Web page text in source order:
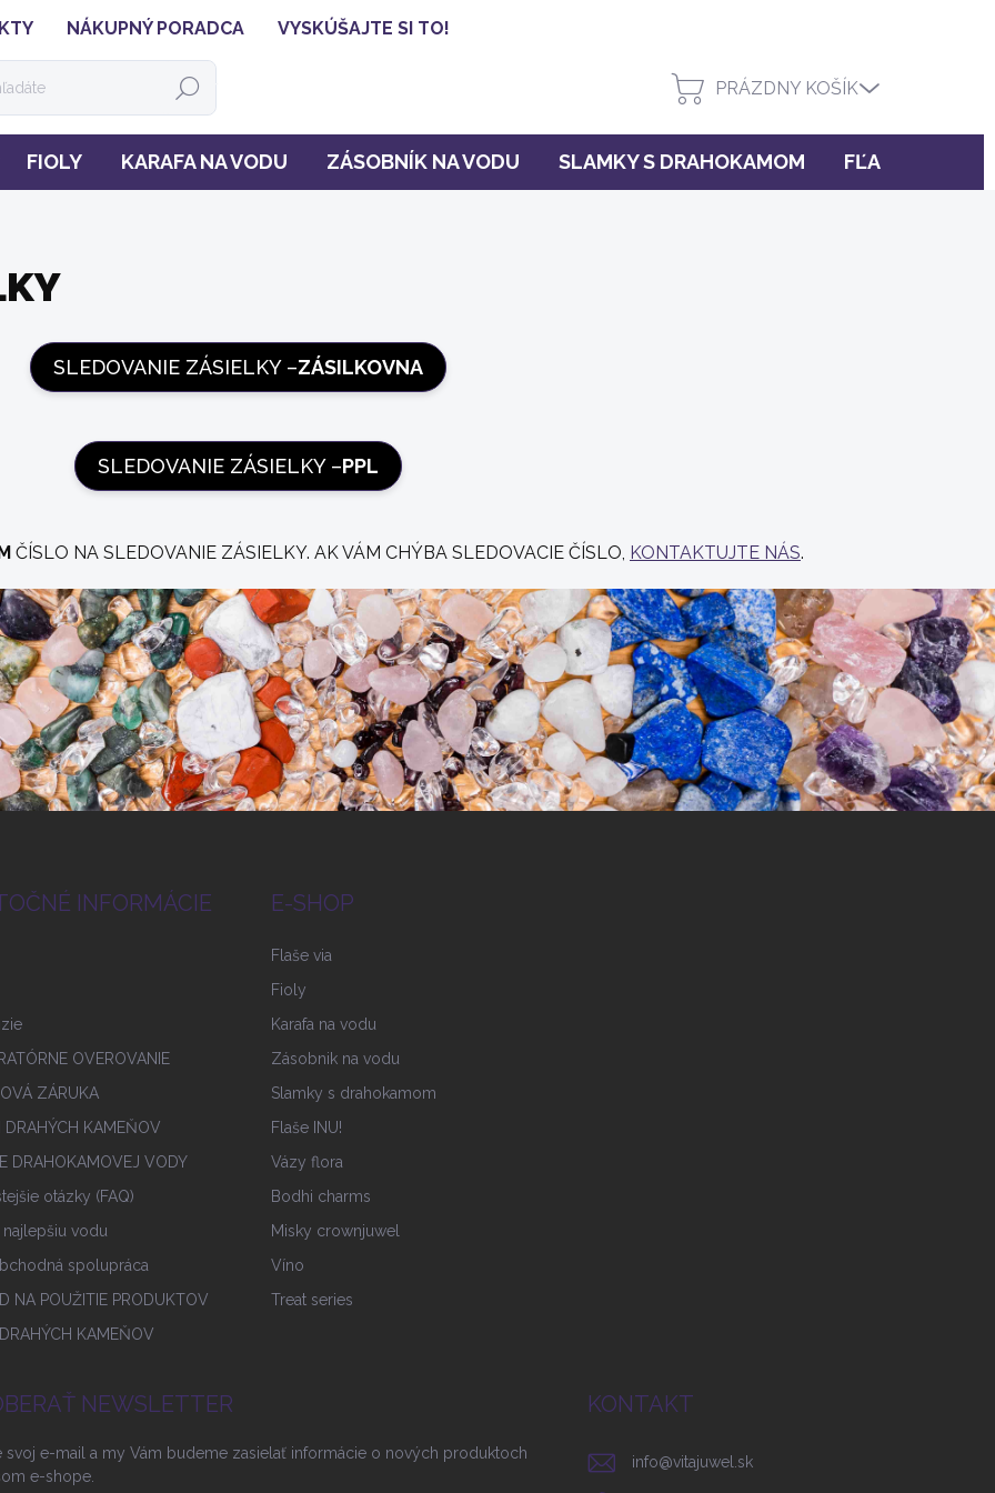
NÁKUPNÝ PORADCA VYSKÚŠAJTE SI TO!
HĽADAŤ PRÁZDNY KOŠÍK
FIOLY KARAFA NA VODU ZÁSOBNÍK NA VODU SLAMKY S DRAHOKAMOM FĽAŠE INU!
SLEDOVANIE ZÁSIELKY –ZÁSILKOVNA
SLEDOVANIE ZÁSIELKY –PPL
ČÍSLO NA SLEDOVANIE ZÁSIELKY. AK VÁM CHÝBA SLEDOVACIE ČÍSLO, KONTAKTUJTE NÁS.
INFORMÁCIE
OVEROVANIE
ZÁRUKA
DRAHÝCH KAMEŇOV
DRAHOKAMOVEJ VODY
otázky (FAQ)
najlepšiu vodu
spolupráca
NA POUŽITIE PRODUKTOV
KAMEŇOV
E-SHOP
Flaše via
Fioly
Karafa na vodu
Zásobnik na vodu
Slamky s drahokamom
Flaše INU!
Vázy flora
Bodhi charms
Misky crownjuwel
Víno
Treat series
NEWSLETTER
svoj e-mail a my Vám budeme zasielať informácie o nových produktoch
e-shope.
KONTAKT
info@vitajuwel.sk